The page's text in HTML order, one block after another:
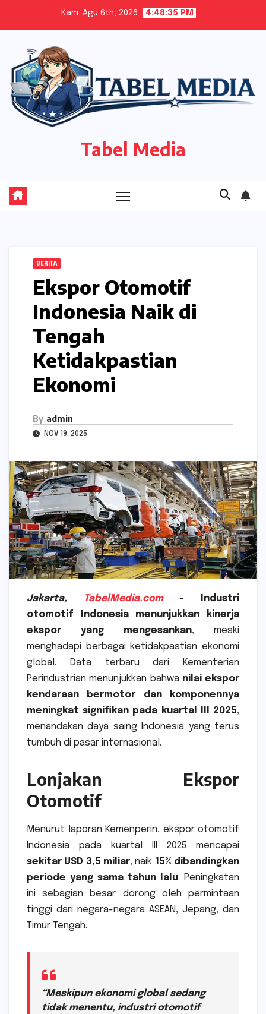
Kam. Agu 6th, 2026 4:48:36 PM
Tabel Media
BERITA
Ekspor Otomotif
Indonesia Naik di
Tengah
Ketidakpastian
Ekonomi
By admin
NOV 19, 2025
Jakarta, TabelMedia.com –
Industri
otomotif Indonesia menunjukkan kinerja
ekspor yang mengesankan, meski
menghadapi berbagai ketidakpastian ekonomi
global. Data terbaru dari Kementerian
Perindustrian menunjukkan bahwa nilai ekspor
kendaraan bermotor dan komponennya
meningkat signifikan pada kuartal III 2025,
menandakan daya saing Indonesia yang terus
tumbuh di pasar internasional.
Lonjakan Ekspor
Otomotif
Menurut laporan Kemenperin, ekspor otomotif
Indonesia pada kuartal III 2025 mencapai
sekitar USD 3,5 miliar, naik 15% dibandingkan
periode yang sama tahun lalu. Peningkatan
ini sebagian besar dorong oleh permintaan
tinggi dari negara-negara ASEAN, Jepang, dan
Timur Tengah.
“Meskipun ekonomi global sedang
tidak menentu, industri otomotif